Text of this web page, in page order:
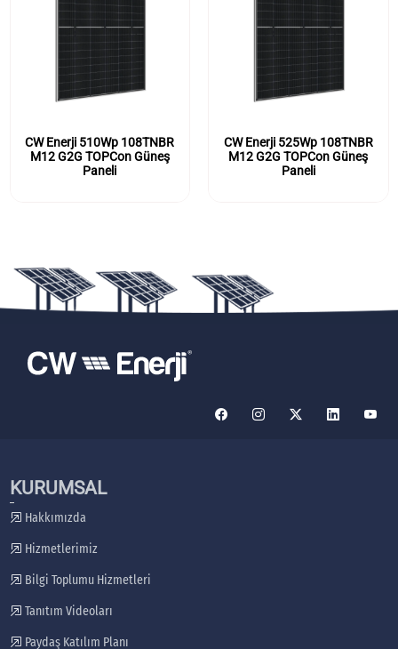
CW Enerji 510Wp 108TNBR
M12 G2G TOPCon Güneş
Paneli
CW Enerji 525Wp 108TNBR
M12 G2G TOPCon Güneş
Paneli
KURUMSAL
Hakkımızda
Hizmetlerimiz
Bilgi Toplumu Hizmetleri
Tanıtım Videoları
Paydaş Katılım Planı